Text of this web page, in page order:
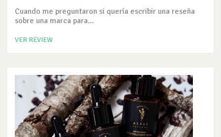
Cuando me preguntaron si quería escribir una reseña
sobre una marca para...
VER REVIEW